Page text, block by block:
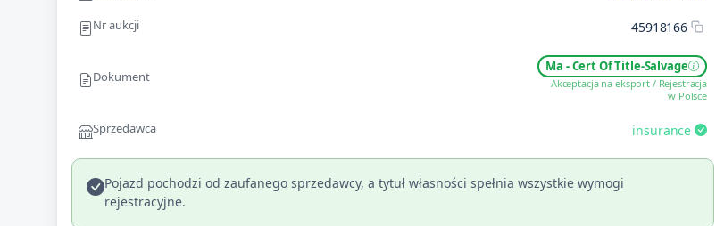
Nr aukcji 45918166
Dokument
Ma - Cert Of Title-Salvage
Akceptacja na eksport / Rejestracja
w Polsce
Sprzedawca insurance
Pojazd pochodzi od zaufanego sprzedawcy, a tytuł własności spełnia wszystkie wymogi
rejestracyjne.